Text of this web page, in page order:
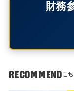
財務
RECOMMEND